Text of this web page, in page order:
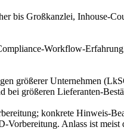
bis Großkanzlei, Inhouse-
Workflow-
größerer Unternehmen
bei größeren Lieferanten-
konkrete Hinweis-
Vorbereitung. Anlass ist